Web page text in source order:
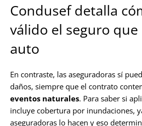
Condusef detalla
válido el seguro que
auto
En contraste, las aseguradoras sí
daños, siempre que el contrato
eventos naturales. Para saber si
incluye cobertura por inundaciones,
aseguradoras lo hacen y eso